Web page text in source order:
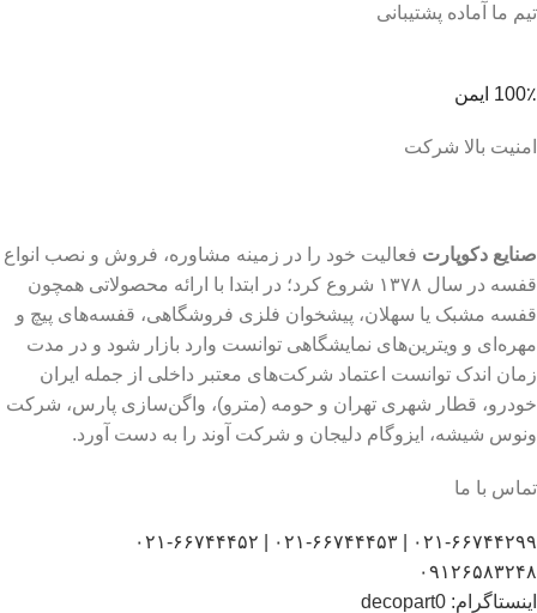
تیم ما آماده پشتیبانی
100٪ ایمن
امنیت بالا شرکت
صنایع دکوپارت فعالیت خود را در زمینه مشاوره، فروش و نصب انواع
قفسه در سال ۱۳۷۸ شروع کرد؛ در ابتدا با ارائه محصولاتی همچون
قفسه مشبک یا سهلان، پیشخوان فلزی فروشگاهی، قفسه‌های پیچ و
مهره‌ای و ویترین‌های نمایشگاهی توانست وارد بازار شود و در مدت
زمان اندک توانست اعتماد شرکت‌های معتبر داخلی از جمله ایران
خودرو، قطار شهری تهران و حومه (مترو)، واگن‌سازی پارس، شرکت
ونوس شیشه، ایزوگام دلیجان و شرکت آوند را به دست آورد.
تماس با ما
۰۲۱-۶۶۷۴۴۲۹۹ | ۰۲۱-۶۶۷۴۴۴۵۳ | ۰۲۱-۶۶۷۴۴۴۵۲
۰۹۱۲۶۵۸۳۲۴۸
اینستاگرام: decopart0